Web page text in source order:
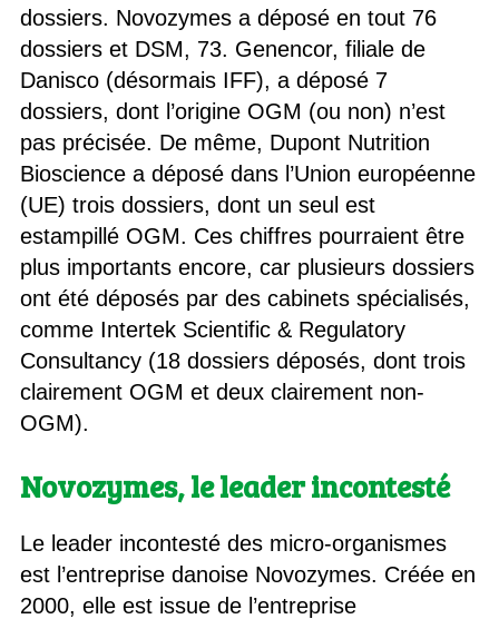
dossiers. Novozymes a déposé en tout 76
dossiers et DSM, 73. Genencor, filiale de
Danisco (désormais IFF), a déposé 7
dossiers, dont l’origine OGM (ou non) n’est
pas précisée. De même, Dupont Nutrition
Bioscience a déposé dans l’Union européenne
(UE) trois dossiers, dont un seul est
estampillé OGM. Ces chiffres pourraient être
plus importants encore, car plusieurs dossiers
ont été déposés par des cabinets spécialisés,
comme Intertek Scientific & Regulatory
Consultancy (18 dossiers déposés, dont trois
clairement OGM et deux clairement non-
OGM).
Novozymes, le leader incontesté
Le leader incontesté des micro-organismes
est l’entreprise danoise Novozymes. Créée en
2000, elle est issue de l’entreprise